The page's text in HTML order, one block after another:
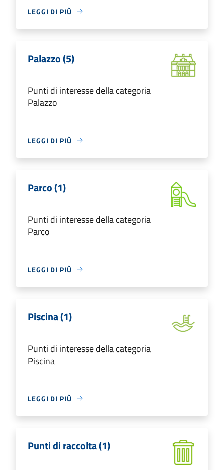
LEGGI DI PIÙ
Palazzo (5)
Punti di interesse della categoria
Palazzo
LEGGI DI PIÙ
Parco (1)
Punti di interesse della categoria
Parco
LEGGI DI PIÙ
Piscina (1)
Punti di interesse della categoria
Piscina
LEGGI DI PIÙ
Punti di raccolta (1)